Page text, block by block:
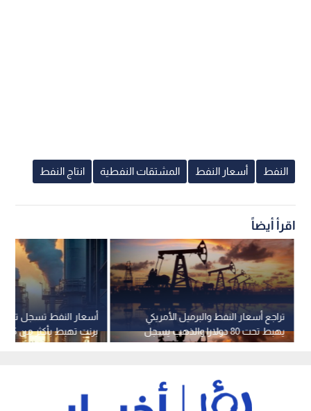
النفط أسعار النفط المشتقات النفطية انتاج النفط
اقرأ أيضاً
أسعار النفط تسجل
برنت تهبط بأكثر من 5%
تراجع أسعار النفط والبرميل الأمريكي
يهبط تحت 80 دولارا والذهب يسجل
ارتفاعا